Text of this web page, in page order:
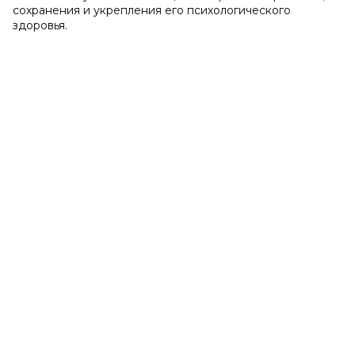
сохранения и укрепления его психологического
здоровья.